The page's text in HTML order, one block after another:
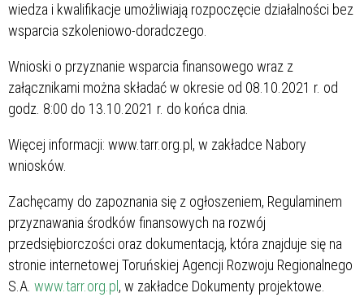
wiedza i kwalifikacje umożliwiają rozpoczęcie działalności bez
wsparcia szkoleniowo-doradczego.
Wnioski o przyznanie wsparcia finansowego wraz z
załącznikami można składać w okresie od 08.10.2021 r. od
godz. 8:00 do 13.10.2021 r. do końca dnia.
Więcej informacji: www.tarr.org.pl, w zakładce Nabory
wniosków.
Zachęcamy do zapoznania się z ogłoszeniem, Regulaminem
przyznawania środków finansowych na rozwój
przedsiębiorczości oraz dokumentacją, która znajduje się na
stronie internetowej Toruńskiej Agencji Rozwoju Regionalnego
S.A. www.tarr.org.pl , w zakładce Dokumenty projektowe.